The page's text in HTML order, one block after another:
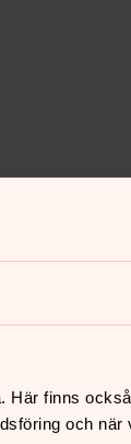
Här finns
och när